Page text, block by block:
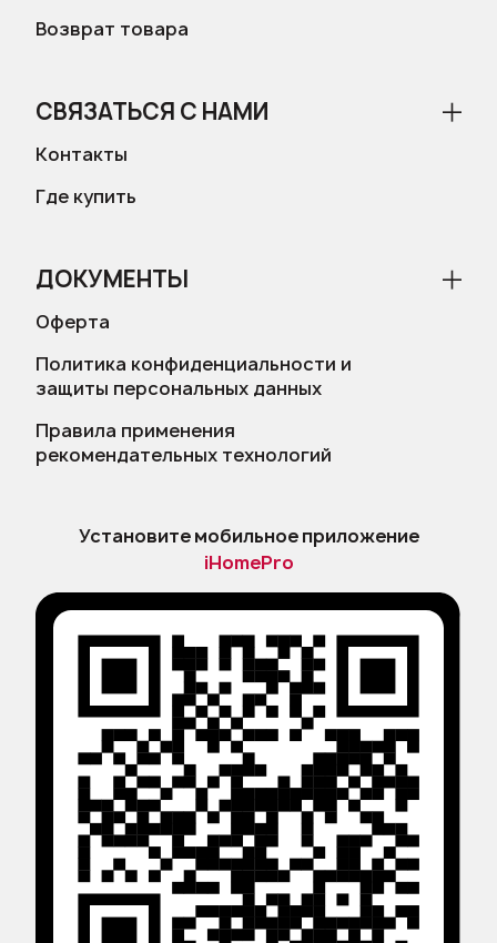
Возврат товара
СВЯЗАТЬСЯ С НАМИ
Контакты
Где купить
ДОКУМЕНТЫ
Оферта
Политика конфиденциальности и
защиты персональных данных
Правила применения
рекомендательных технологий
Установите мобильное приложение
iHomePro